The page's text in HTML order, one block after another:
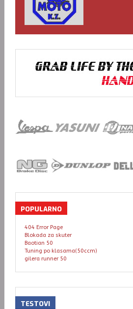
POPULARNO
404 Error Page
Blokada za skuter
Baotian 50
Tuning po klasama(50ccm)
gilera runner 50
TESTOVI